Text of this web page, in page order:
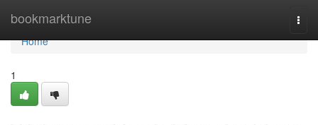
bookmarktune
Home
Home
1